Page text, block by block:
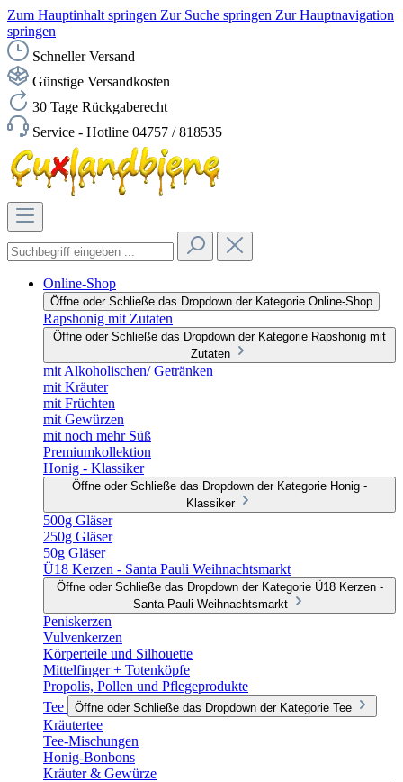
Zum Hauptinhalt springen Zur Suche springen Zur Hauptnavigation
springen
Schneller Versand
Günstige Versandkosten
30 Tage Rückgaberecht
Service - Hotline 04757 / 818535
Online-Shop
Öffne oder Schließe das Dropdown der Kategorie Online-Shop
Rapshonig mit Zutaten
Öffne oder Schließe das Dropdown der Kategorie Rapshonig mit
Zutaten
mit Alkoholischen/ Getränken
mit Kräuter
mit Früchten
mit Gewürzen
mit noch mehr Süß
Premiumkollektion
Honig - Klassiker
Öffne oder Schließe das Dropdown der Kategorie Honig -
Klassiker
500g Gläser
250g Gläser
50g Gläser
Ü18 Kerzen - Santa Pauli Weihnachtsmarkt
Öffne oder Schließe das Dropdown der Kategorie Ü18 Kerzen -
Santa Pauli Weihnachtsmarkt
Peniskerzen
Vulvenkerzen
Körperteile und Silhouette
Mittelfinger + Totenköpfe
Propolis, Pollen und Pflegeprodukte
Tee
Öffne oder Schließe das Dropdown der Kategorie Tee
Kräutertee
Tee-Mischungen
Honig-Bonbons
Kräuter & Gewürze